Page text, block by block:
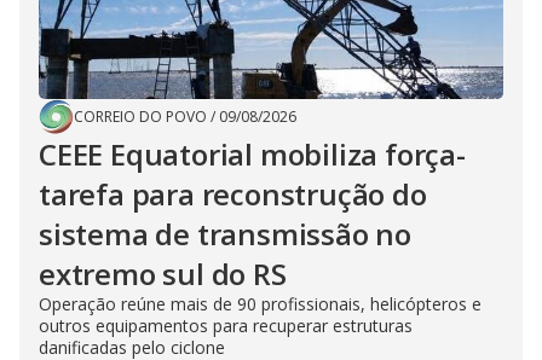
CORREIO DO POVO / 09/08/2026
CEEE Equatorial mobiliza força-
tarefa para reconstrução do
sistema de transmissão no
extremo sul do RS
Operação reúne mais de 90 profissionais, helicópteros e
outros equipamentos para recuperar estruturas
danificadas pelo ciclone